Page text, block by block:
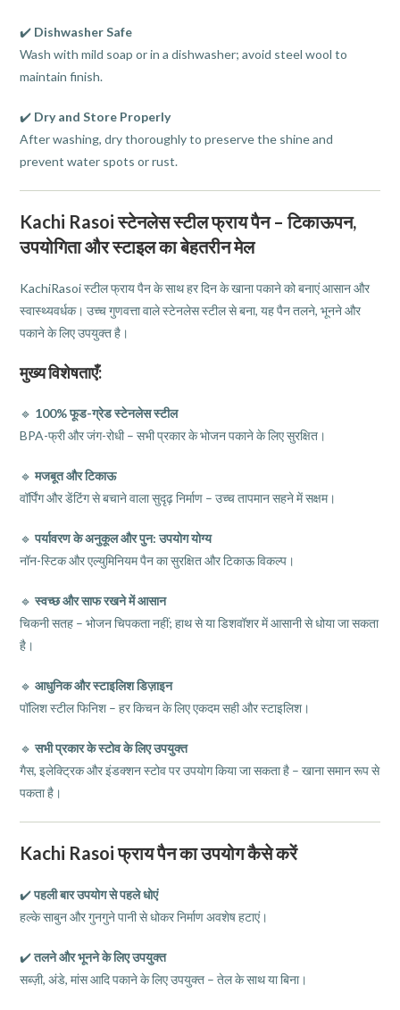
✔️ Dishwasher Safe
Wash with mild soap or in a dishwasher; avoid steel wool to
maintain finish.
✔️ Dry and Store Properly
After washing, dry thoroughly to preserve the shine and
prevent water spots or rust.
Kachi Rasoi स्टेनलेस स्टील फ्राय पैन – टिकाऊपन,
उपयोगिता और स्टाइल का बेहतरीन मेल
KachiRasoi स्टील फ्राय पैन के साथ हर दिन के खाना पकाने को बनाएं आसान और
स्वास्थ्यवर्धक। उच्च गुणवत्ता वाले स्टेनलेस स्टील से बना, यह पैन तलने, भूनने और
पकाने के लिए उपयुक्त है।
मुख्य विशेषताएँ:
🔹 100% फूड-ग्रेड स्टेनलेस स्टील
BPA-फ्री और जंग-रोधी – सभी प्रकार के भोजन पकाने के लिए सुरक्षित।
🔹मजबूत और टिकाऊ
वॉर्पिंग और डेंटिंग से बचाने वाला सुदृढ़ निर्माण – उच्च तापमान सहने में सक्षम।
🔹पर्यावरण के अनुकूल और पुन: उपयोग योग्य
नॉन-स्टिक और एल्युमिनियम पैन का सुरक्षित और टिकाऊ विकल्प।
🔹स्वच्छ और साफ रखने में आसान
चिकनी सतह – भोजन चिपकता नहीं; हाथ से या डिशवॉशर में आसानी से धोया जा सकता
है।
🔹आधुनिक और स्टाइलिश डिज़ाइन
पॉलिश स्टील फिनिश – हर किचन के लिए एकदम सही और स्टाइलिश।
🔹सभी प्रकार के स्टोव के लिए उपयुक्त
गैस, इलेक्ट्रिक और इंडक्शन स्टोव पर उपयोग किया जा सकता है – खाना समान रूप से
पकता है।
Kachi Rasoi फ्राय पैन का उपयोग कैसे करें
✔️पहली बार उपयोग से पहले धोएं
हल्के साबुन और गुनगुने पानी से धोकर निर्माण अवशेष हटाएं।
✔️तलने और भूनने के लिए उपयुक्त
सब्ज़ी, अंडे, मांस आदि पकाने के लिए उपयुक्त – तेल के साथ या बिना।